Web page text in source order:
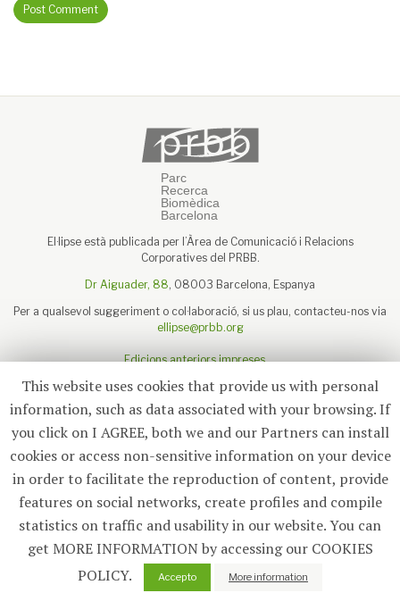
El·lipse està publicada per l’Àrea de Comunicació i Relacions
Corporatives del PRBB.
Dr Aiguader, 88, 08003 Barcelona, Espanya
Per a qualsevol suggeriment o col·laboració, si us plau, contacteu-nos via
ellipse@prbb.org
Edicions anteriors impreses
Sobre el PRBB
Avís legal
Subscriu-te
© 2026 El·lipse
This website uses cookies that provide us with personal
information, such as data associated with your browsing. If
you click on I AGREE, both we and our Partners can install
cookies or access non-sensitive information on your device
in order to facilitate the reproduction of content, provide
features on social networks, create profiles and compile
statistics on traffic and usability in our website. You can
get MORE INFORMATION by accessing our COOKIES
POLICY.
Accepto More information